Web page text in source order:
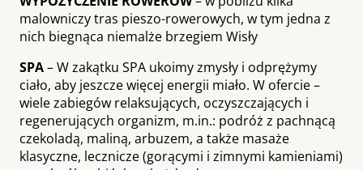
malowniczy tras pieszo-rowerowych, w tym jedna z
nich biegnąca niemalże brzegiem Wisły
SPA– W zakątku SPA ukoimy zmysły i odprężymy
ciało, aby jeszcze więcej energii miało. W ofercie –
wiele zabiegów relaksujących, oczyszczających i
regenerujących organizm, m.in.: podróż z pachnącą
czekoladą, maliną, arbuzem, a także masaże
klasyczne, lecznicze (gorącymi i zimnymi kamieniami)